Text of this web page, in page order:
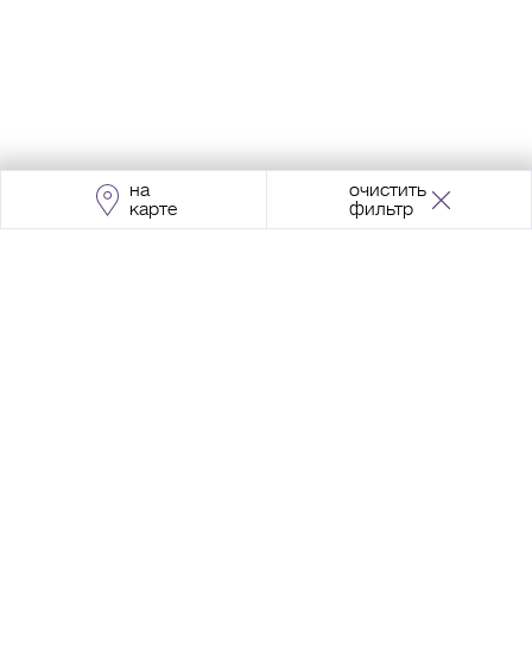
на
карте
очистить
фильтр